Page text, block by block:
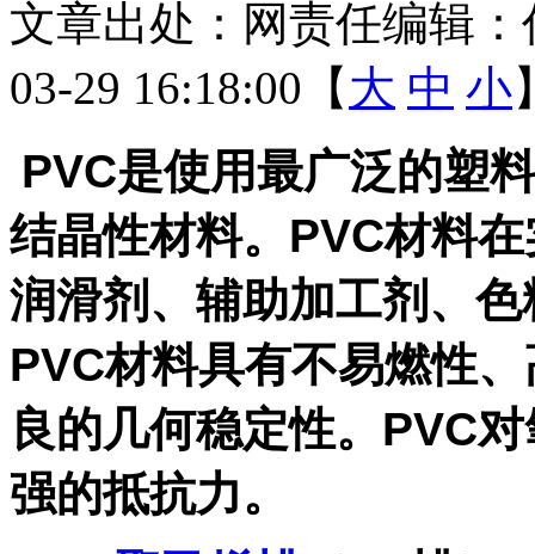
文章出处： 网责任编辑：
03-29 16:18:00【 大 中 小
PVC是使用最广泛的塑
结晶性材料。PVC材料
润滑剂、辅助加工剂、
PVC材料具有不易燃性
良的几何稳定性。PVC
强的抵抗力。